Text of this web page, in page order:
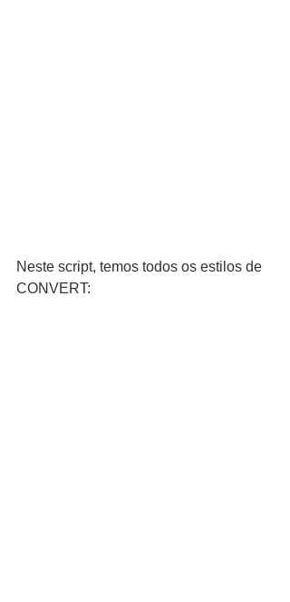
Neste script, temos todos os estilos de
CONVERT: